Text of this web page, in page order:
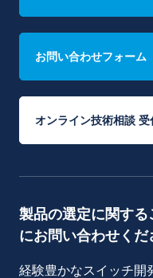
お問い合わせフォーム
オンライン技術相談 受
製品の選定に関す
にお問い合わせくだ
経験豊かなスイッチ開